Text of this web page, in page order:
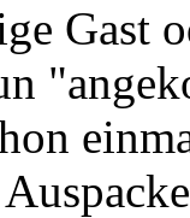
Gast